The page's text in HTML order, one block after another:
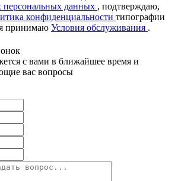
персональных данных , подтверждаю,
конфиденциальности типографии
принимаю Условия обслуживания .
с вами в ближайшее время и
вас вопросы